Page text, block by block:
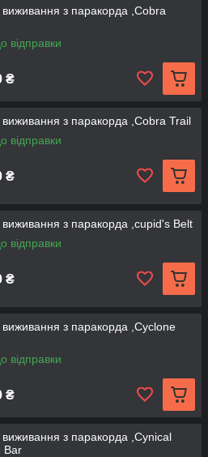
виживання з паракорда ,Cobra
відправки
₴
виживання з паракорда ,Cobra Trail
відправки
₴
виживання з паракорда ,cupid's Belt
відправки
₴
виживання з паракорда ,Cyclone
відправки
₴
виживання з паракорда ,Cynical
Bar